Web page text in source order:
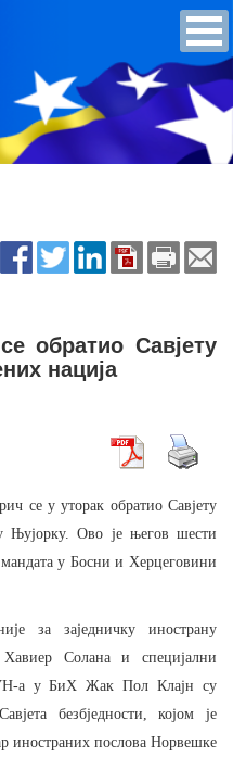
обратио Савјету
нација
се у уторак обратио Савјету
Њујорку. Ово је његов шести
мандата у Босни и Херцеговини
за заједничку инострану
Солана и специјални
УН-а у БиХ Жак Пол Клајн су
безбједности, којом је
иностраних послова Норвешке